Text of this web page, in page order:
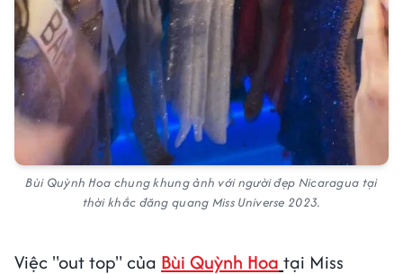
Bùi Quỳnh Hoa chung khung ảnh với người đẹp Nicaragua tại
thời khắc đăng quang Miss Universe 2023.
Việc "out top" của Bùi Quỳnh Hoa tại Miss